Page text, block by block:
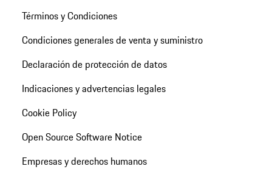
Términos y Condiciones
Condiciones generales de venta y suministro
Declaración de protección de datos
Indicaciones y advertencias legales
Cookie Policy
Open Source Software Notice
Empresas y derechos humanos